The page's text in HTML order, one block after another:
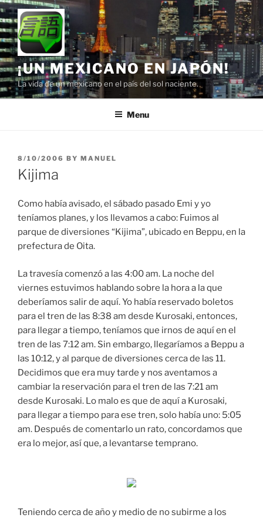
Skip
to
content
¡UN MEXICANO EN JAPÓN!
La vida de un mexicano en el país del sol naciente.
Menu
POSTED
ON
8/10/2006 BY MANUEL
Kijima
Como había avisado, el sábado pasado Emi y yo
teníamos planes, y los llevamos a cabo: Fuimos al
parque de diversiones “Kijima”, ubicado en Beppu, en la
prefectura de Oita.
La travesía comenzó a las 4:00 am. La noche del
viernes estuvimos hablando sobre la hora a la que
deberíamos salir de aquí. Yo había reservado boletos
para el tren de las 8:38 am desde Kurosaki, entonces,
para llegar a tiempo, teníamos que irnos de aquí en el
tren de las 7:12 am. Sin embargo, llegaríamos a Beppu a
las 10:12, y al parque de diversiones cerca de las 11.
Decidimos que era muy tarde y nos aventamos a
cambiar la reservación para el tren de las 7:21 am
desde Kurosaki. Lo malo es que de aquí a Kurosaki,
para llegar a tiempo para ese tren, solo había uno: 5:05
am. Después de comentarlo un rato, concordamos que
era lo mejor, así que, a levantarse temprano.
Teniendo cerca de año y medio de no subirme a los